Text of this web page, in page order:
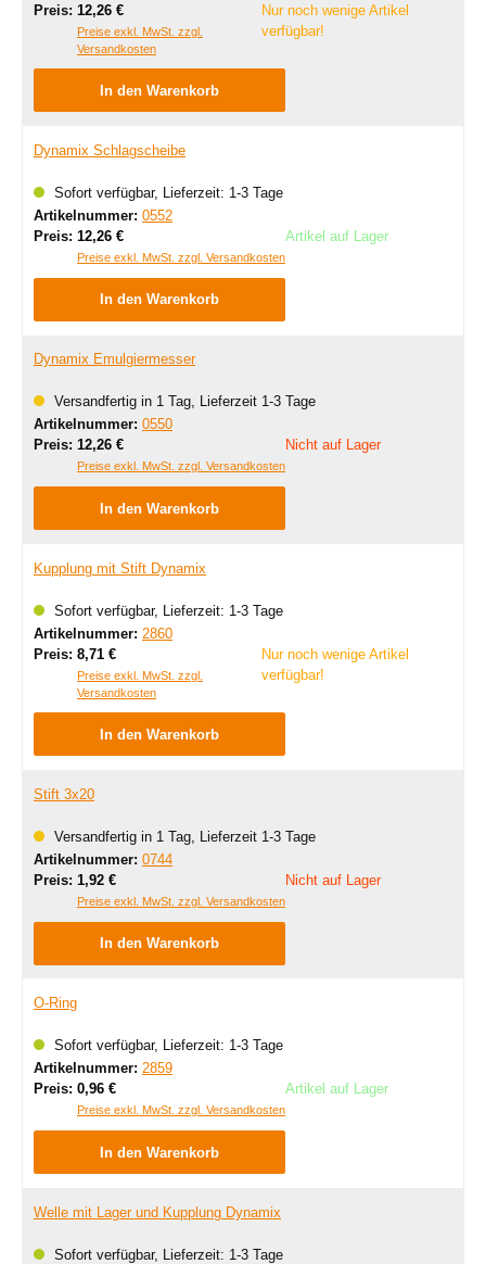
Preis: Regulärer Preis:
12,26 €
Preise exkl. MwSt. zzgl.
Versandkosten
Nur noch wenige Artikel
verfügbar!
In den Warenkorb
Dynamix Schlagscheibe
Sofort verfügbar, Lieferzeit: 1-3 Tage
Artikelnummer: 0552
Preis: Regulärer Preis:
12,26 €
Preise exkl. MwSt. zzgl. Versandkosten
Artikel auf Lager
In den Warenkorb
Dynamix Emulgiermesser
Versandfertig in 1 Tag, Lieferzeit 1-3 Tage
Artikelnummer: 0550
Preis: Regulärer Preis:
12,26 €
Preise exkl. MwSt. zzgl. Versandkosten
Nicht auf Lager
In den Warenkorb
Kupplung mit Stift Dynamix
Sofort verfügbar, Lieferzeit: 1-3 Tage
Artikelnummer: 2860
Preis: Regulärer Preis:
8,71 €
Preise exkl. MwSt. zzgl.
Versandkosten
Nur noch wenige Artikel
verfügbar!
In den Warenkorb
Stift 3x20
Versandfertig in 1 Tag, Lieferzeit 1-3 Tage
Artikelnummer: 0744
Preis: Regulärer Preis:
1,92 €
Preise exkl. MwSt. zzgl. Versandkosten
Nicht auf Lager
In den Warenkorb
O-Ring
Sofort verfügbar, Lieferzeit: 1-3 Tage
Artikelnummer: 2859
Preis: Regulärer Preis:
0,96 €
Preise exkl. MwSt. zzgl. Versandkosten
Artikel auf Lager
In den Warenkorb
Welle mit Lager und Kupplung Dynamix
Sofort verfügbar, Lieferzeit: 1-3 Tage